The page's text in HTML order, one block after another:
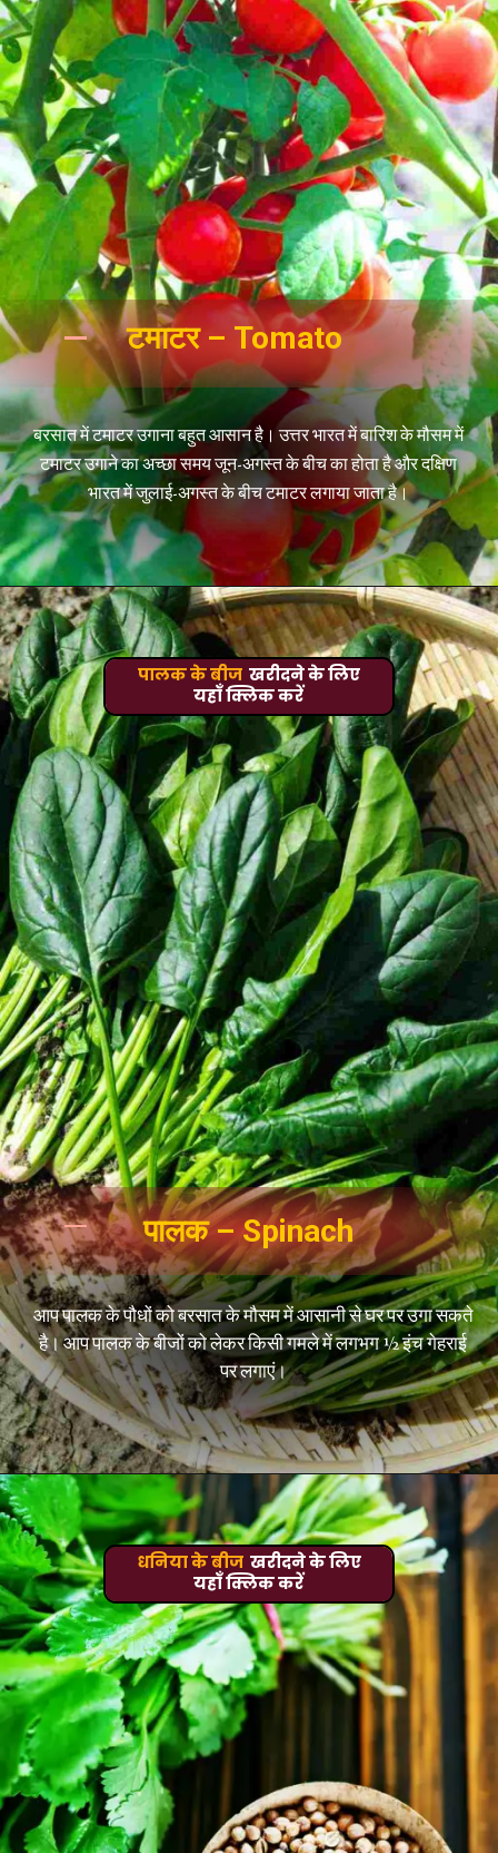
बरसात मेंटमाटरउगाना बहुत आसान है। उत्तर भारत में बारिश के मौसम में
टमाटर उगाने का अच्छा समय जून-अगस्त के बीच का होता है और दक्षिण
भारत में जुलाई-अगस्त के बीच टमाटर लगाया जाता है।
टमाटर – Tomato
आप पालक के पौधों को बरसात के मौसम में आसानी से घर पर उगा सकते
है। आप पालक के बीजों को लेकर किसी गमले में लगभग ½ इंच गेहराई
पर लगाएं।
पालक – Spinach
पालक के बीज खरीदने के लिए
यहाँ क्लिक करें
धनिया के बीज खरीदने के लिए
यहाँ क्लिक करें